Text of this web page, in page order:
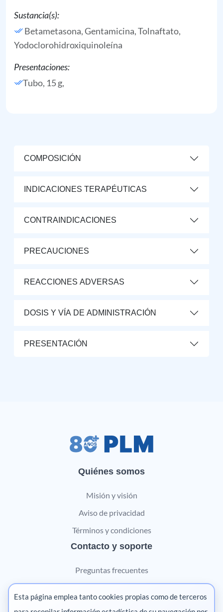
Sustancia(s):
Betametasona,Gentamicina,Tolnaftato,
Yodoclorohidroxiquinoleína
Presentaciones:
Tubo, 15 g,
COMPOSICIÓN
INDICACIONES TERAPÉUTICAS
CONTRAINDICACIONES
PRECAUCIONES
REACCIONES ADVERSAS
DOSIS Y VÍA DE ADMINISTRACIÓN
PRESENTACIÓN
Quiénes somos
Misión y visión
Aviso de privacidad
Términos y condiciones
Contacto y soporte
Preguntas frecuentes
Contáctanos
Marketing digital
Esta página emplea tanto cookies propias como de terceros